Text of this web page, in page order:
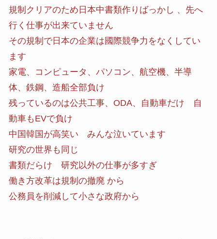
規制クリアのため日本中書類作りばっかし 、先へ
行く仕事が出来ていません
その規制で日本の企業は國際競争力をなくしてい
ます
家電、コンピュータ、パソコン、航空機、半導
体、鉄鋼、造船全部負け
残っているのは公共工事、ODA、自動車だけ 自
動車もEVで負け
中国韓国が高笑い みんな泣いています
研究の世界も同じ
書類だらけ 研究以外の仕事が多すぎ
働き方改革は規制の撤廃 から
公務員を削減して小さな政府から